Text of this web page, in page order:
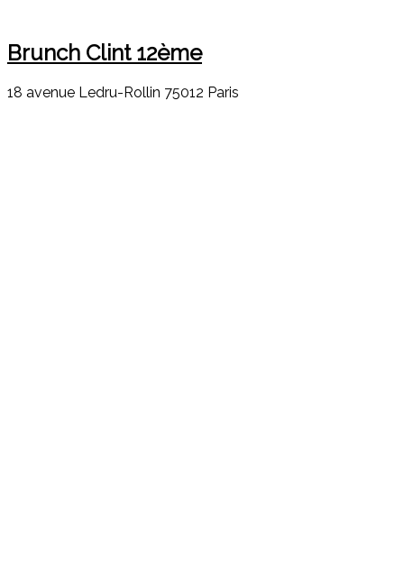
Brunch Clint 12ème
18 avenue Ledru-Rollin 75012 Paris